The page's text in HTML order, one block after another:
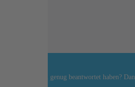
ausführlich genug beantwortet haben?